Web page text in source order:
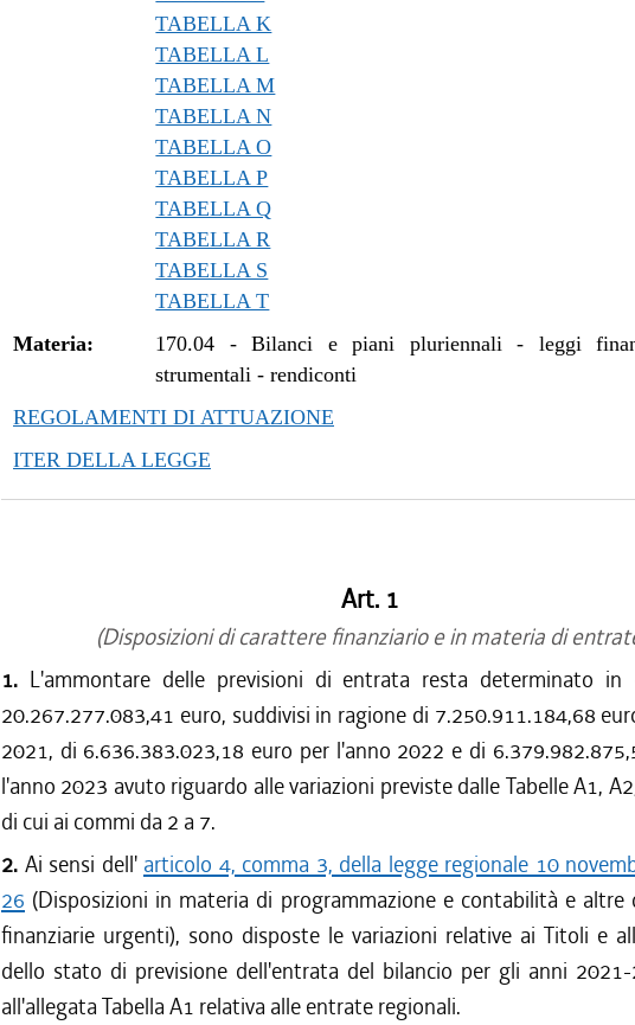
TABELLA K
TABELLA L
TABELLA M
TABELLA N
TABELLA O
TABELLA P
TABELLA Q
TABELLA R
TABELLA S
TABELLA T
Materia:
170.04 -Bilanci e piani pluriennali - leggi
strumentali - rendiconti
REGOLAMENTI DI ATTUAZIONE
ITER DELLA LEGGE
Art. 1
(Disposizioni di carattere finanziario e in materia di
1. L'ammontare delle previsioni di entrata resta determinato in
20.267.277.083,41 euro, suddivisi in ragione di 7.250.911.184,68
2021, di 6.636.383.023,18 euro per l'anno 2022 e di
l'anno 2023 avuto riguardo alle variazioni previste dalle Tabelle A1,
di cui ai commi da 2 a 7.
2. Ai sensi dell' articolo 4, comma 3, della legge regionale 10
26 (Disposizioni in materia di programmazione e contabilità e altre
finanziarie urgenti), sono disposte le variazioni relative ai Titoli e
dello stato di previsione dell'entrata del bilancio per gli anni
all'allegata Tabella A1 relativa alle entrate regionali.